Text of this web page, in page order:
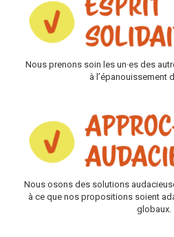
Nous prenons soin les un·es des
à l’épanouissement
Nous osons des solutions
à ce que nos propositions soient
globaux.